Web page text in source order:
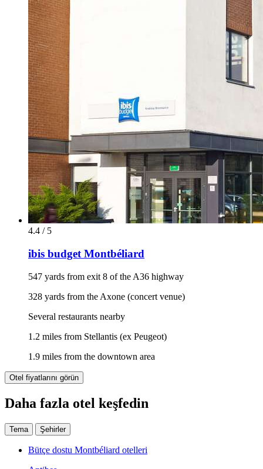
4.4 / 5
ibis budget Montbéliard
547 yards from exit 8 of the A36 highway
328 yards from the Axone (concert venue)
Several restaurants nearby
1.2 miles from Stellantis (ex Peugeot)
1.9 miles from the downtown area
Otel fiyatlarını görün
Daha fazla otel keşfedin
Tema Şehirler
Bütçe dostu Montbéliard otelleri